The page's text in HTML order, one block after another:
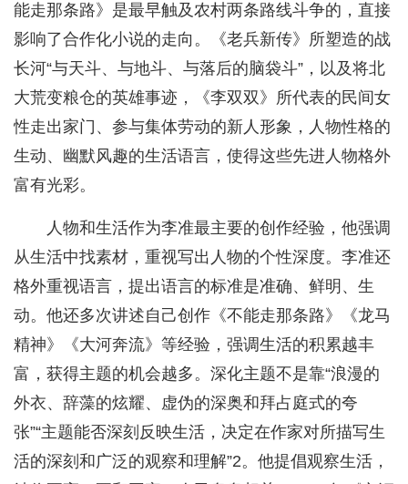
能走那条路》是最早触及农村两条路线斗争的，直接
影响了合作化小说的走向。《老兵新传》所塑造的战
长河“与天斗、与地斗、与落后的脑袋斗”，以及将北
大荒变粮仓的英雄事迹，《李双双》所代表的民间女
性走出家门、参与集体劳动的新人形象，人物性格的
生动、幽默风趣的生活语言，使得这些先进人物格外
富有光彩。
人物和生活作为李准最主要的创作经验，他强调
从生活中找素材，重视写出人物的个性深度。李准还
格外重视语言，提出语言的标准是准确、鲜明、生
动。他还多次讲述自己创作《不能走那条路》《龙马
精神》《大河奔流》等经验，强调生活的积累越丰
富，获得主题的机会越多。深化主题不是靠“浪漫的
外衣、辞藻的炫耀、虚伪的深奥和拜占庭式的夸
张”“主题能否深刻反映生活，决定在作家对所描写生
活的深刻和广泛的观察和理解”2。他提倡观察生活，